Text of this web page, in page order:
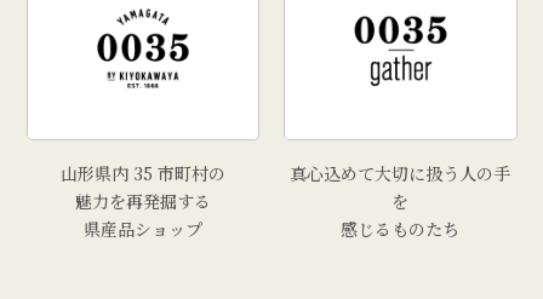
山形県内 35 市町村の
魅力を再発掘する
県産品ショップ
真心込めて大切に扱う人の手
を
感じるものたち